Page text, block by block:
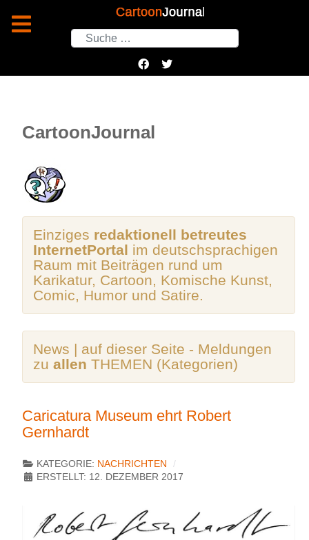
Suchen
CartoonJournal
Einziges redaktionell betreutes
InternetPortal im deutschsprachigen
Raum mit Beiträgen rund um
Karikatur, Cartoon, Komische Kunst,
Comic, Humor und Satire.
News | auf dieser Seite - Meldungen
zu allen THEMEN (Kategorien)
Caricatura Museum ehrt Robert
Gernhardt
KATEGORIE: NACHRICHTEN
ERSTELLT: 12. DEZEMBER 2017